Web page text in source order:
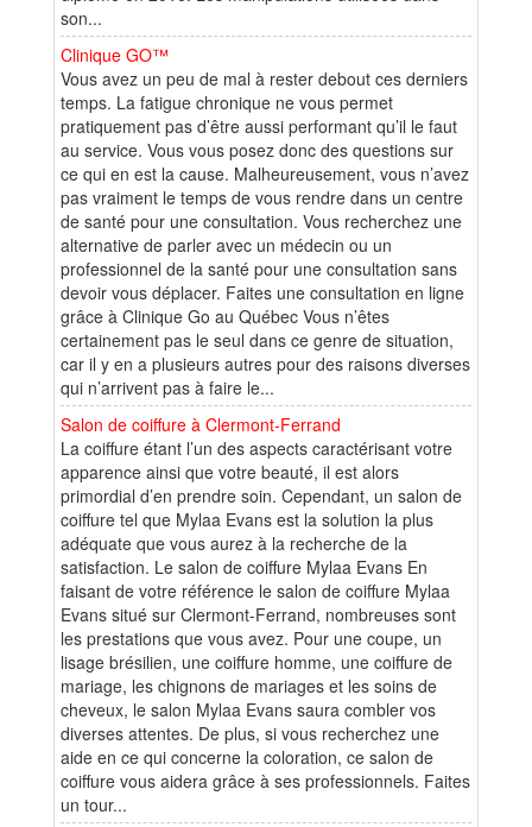
son...
Clinique GO™
Vous avez un peu de mal à rester debout ces derniers
temps. La fatigue chronique ne vous permet
pratiquement pas d’être aussi performant qu’il le faut
au service. Vous vous posez donc des questions sur
ce qui en est la cause. Malheureusement, vous n’avez
pas vraiment le temps de vous rendre dans un centre
de santé pour une consultation. Vous recherchez une
alternative de parler avec un médecin ou un
professionnel de la santé pour une consultation sans
devoir vous déplacer. Faites une consultation en ligne
grâce à Clinique Go au Québec Vous n’êtes
certainement pas le seul dans ce genre de situation,
car il y en a plusieurs autres pour des raisons diverses
qui n’arrivent pas à faire le...
Salon de coiffure à Clermont-Ferrand
La coiffure étant l’un des aspects caractérisant votre
apparence ainsi que votre beauté, il est alors
primordial d’en prendre soin. Cependant, un salon de
coiffure tel que Mylaa Evans est la solution la plus
adéquate que vous aurez à la recherche de la
satisfaction. Le salon de coiffure Mylaa Evans En
faisant de votre référence le salon de coiffure Mylaa
Evans situé sur Clermont-Ferrand, nombreuses sont
les prestations que vous avez. Pour une coupe, un
lisage brésilien, une coiffure homme, une coiffure de
mariage, les chignons de mariages et les soins de
cheveux, le salon Mylaa Evans saura combler vos
diverses attentes. De plus, si vous recherchez une
aide en ce qui concerne la coloration, ce salon de
coiffure vous aidera grâce à ses professionnels. Faites
un tour...